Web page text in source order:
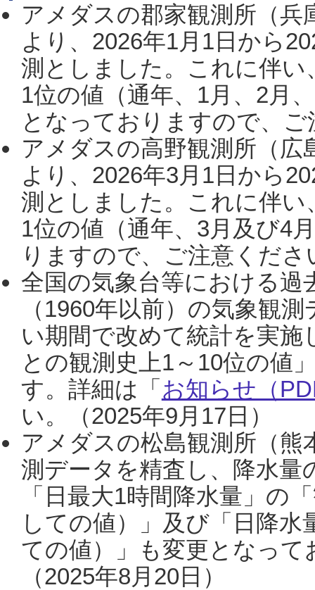
アメダスの郡家観測所（
より、2026年1月1日から
測としました。これに伴い
1位の値（通年、1月、2月
となっておりますので、
アメダスの高野観測所（
より、2026年3月1日から
測としました。これに伴い
1位の値（通年、3月及び4
りますので、ご注意くだ
全国の気象台等における過
（1960年以前）の気象観
い期間で改めて統計を実
との観測史上1～10位の値
す。詳細は「 お知らせ（
い。（2025年9月17日）
アメダスの松島観測所（熊
測データを精査し、降水
「日最大1時間降水量」の
しての値）」及び「日降
ての値）」も変更となっ
（2025年8月20日）